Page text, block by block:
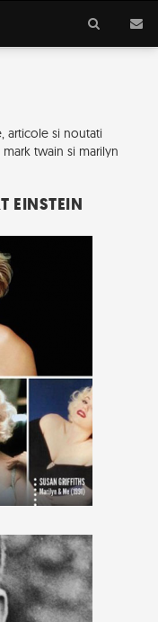
articole si noutati
twain si marilyn
EINSTEIN